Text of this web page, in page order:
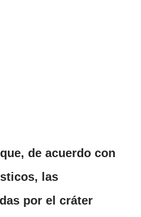
de acuerdo con
las
por el cráter